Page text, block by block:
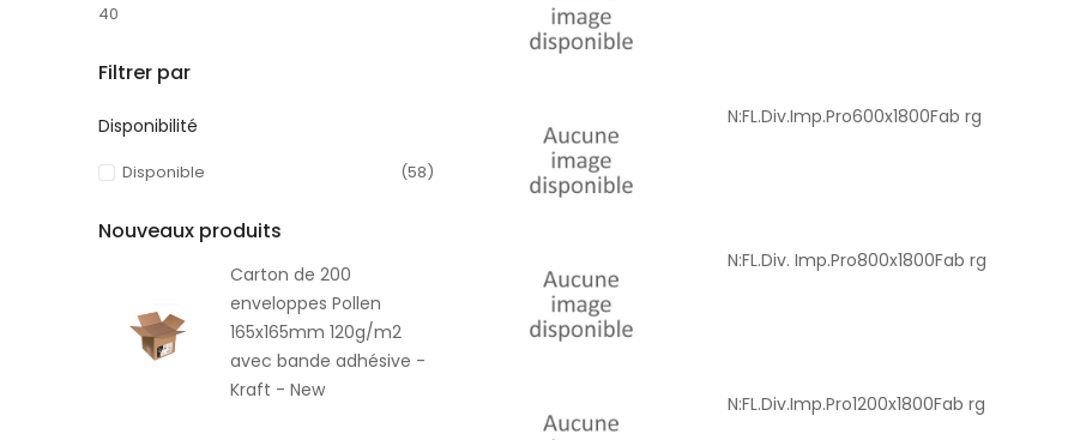
40
Filtrer par
Disponibilité
Disponible (58)
Nouveaux produits
Carton de 200
enveloppes Pollen
165x165mm 120g/m2
avec bande adhésive -
Kraft - New
N:FL.Div.Imp.Pro600x1800Fab rg
N:FL.Div. Imp.Pro800x1800Fab rg
N:FL.Div.Imp.Pro1200x1800Fab rg